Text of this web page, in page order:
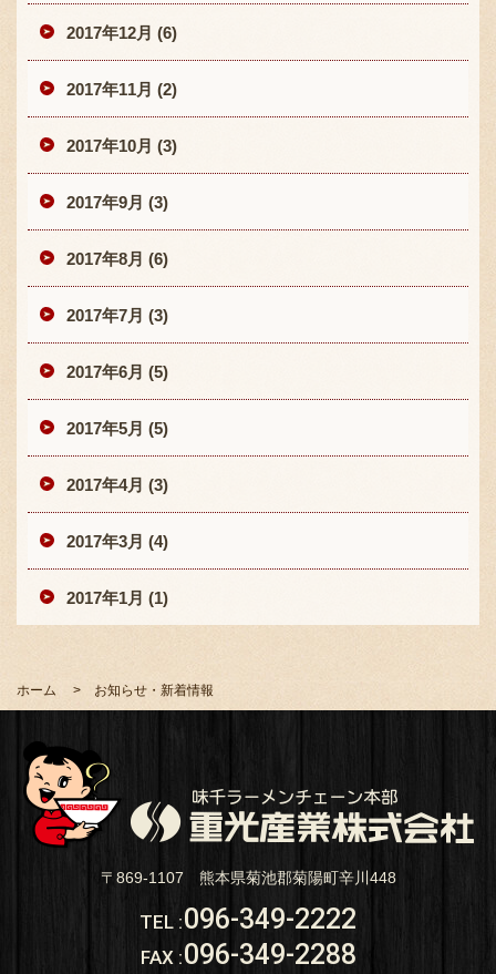
2017年12月 (6)
2017年11月 (2)
2017年10月 (3)
2017年9月 (3)
2017年8月 (6)
2017年7月 (3)
2017年6月 (5)
2017年5月 (5)
2017年4月 (3)
2017年3月 (4)
2017年1月 (1)
ホーム お知らせ・新着情報
〒869-1107 熊本県菊池郡菊陽町辛川448
TEL :096-349-2222
FAX :096-349-2288